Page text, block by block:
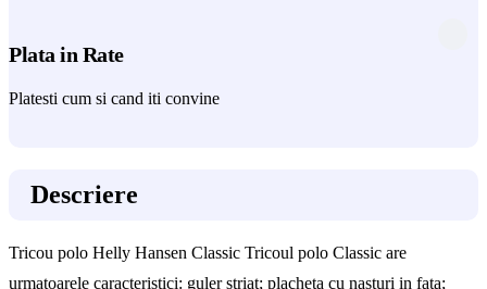
Plata in Rate
Platesti cum si cand iti convine
Descriere
Tricou polo Helly Hansen Classic Tricoul polo Classic are
urmatoarele caracteristici: guler striat; placheta cu nasturi in fata;